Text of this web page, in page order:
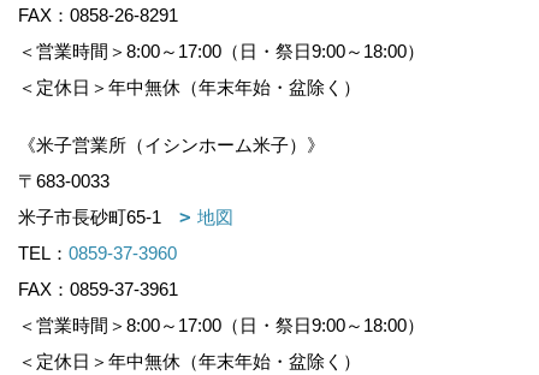
FAX：0858-26-8291
＜営業時間＞8:00～17:00（日・祭日9:00～18:00）
＜定休日＞年中無休（年末年始・盆除く）
《米子営業所（イシンホーム米子）》
〒683-0033
米子市長砂町65-1
地図
TEL： 0859-37-3960
FAX：0859-37-3961
＜営業時間＞8:00～17:00（日・祭日9:00～18:00）
＜定休日＞年中無休（年末年始・盆除く）